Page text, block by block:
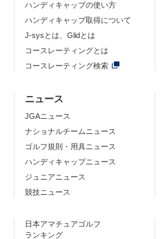
ハンディキャップの使い方
ハンディキャップ取得について
J-sysとは、Glidとは
コースレーティングとは
コースレーティング検索
ニュース
JGAニュース
ナショナルチームニュース
ゴルフ規則・用具ニュース
ハンディキャップニュース
ジュニアニュース
競技ニュース
日本アマチュアゴルフ
ランキング